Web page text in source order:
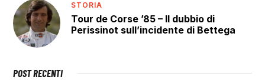
STORIA
Tour de Corse ’85 – Il dubbio di
Perissinot sull’incidente di Bettega
POST RECENTI